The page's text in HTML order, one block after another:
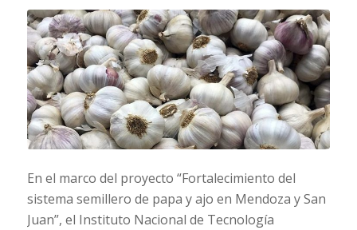
En el marco del proyecto “Fortalecimiento del
sistema semillero de papa y ajo en Mendoza y San
Juan”, el Instituto Nacional de Tecnología